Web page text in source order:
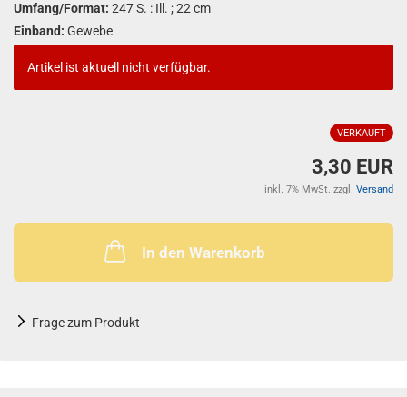
Umfang/Format: 247 S. : Ill. ; 22 cm
Einband: Gewebe
Artikel ist aktuell nicht verfügbar.
VERKAUFT
3,30 EUR
inkl. 7% MwSt. zzgl. Versand
In den Warenkorb
Frage zum Produkt